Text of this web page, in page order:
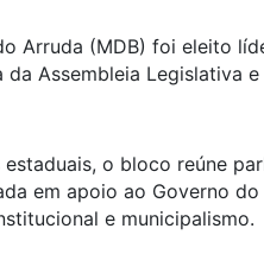
Arruda (MDB) foi eleito
da Assembleia Legislativa
o bloco reúne
em apoio ao Governo
e municipalismo.